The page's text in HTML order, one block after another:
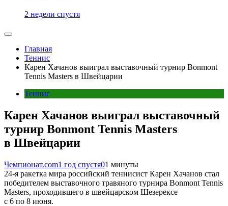
2 недели спустя
Главная
Теннис
Карен Хачанов выиграл выставочный турнир Bonmont
Tennis Masters в Швейцарии
Теннис
Карен Хачанов выиграл выставочный
турнир Bonmont Tennis Masters
в Швейцарии
Чемпионат.com1 год спустя01 минуты
24-я ракетка мира российский теннисист Карен Хачанов стал
победителем выставочного травяного турнира Bonmont Tennis
Masters, проходившего в швейцарском Шезерексе
с 6 по 8 июня.